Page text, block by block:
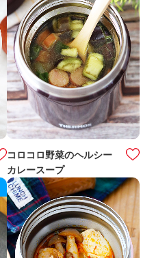
コロコロ野菜のヘルシー
カレースープ